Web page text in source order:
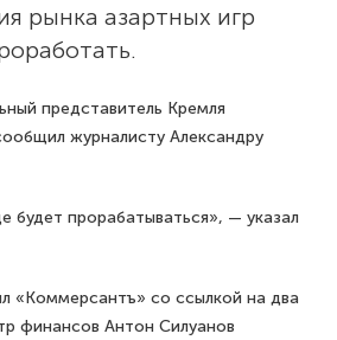
рынка азартных игр
представитель Кремля
журналисту Александру
будет прорабатываться», — указал
«Коммерсантъ» со ссылкой на два
финансов Антон Силуанов